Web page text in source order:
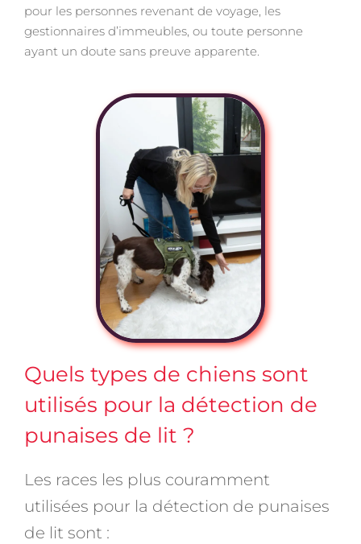
pour les personnes revenant de voyage, les
gestionnaires d’immeubles, ou toute personne
ayant un doute sans preuve apparente.
Quels types de chiens sont
utilisés pour la détection de
punaises de lit ?
Les races les plus couramment
utilisées pour la détection de punaises
de lit sont :